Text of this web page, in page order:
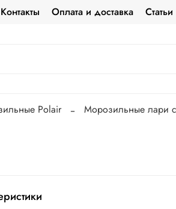
Контакты Оплата и доставка Статьи
Polair Морозильные лари